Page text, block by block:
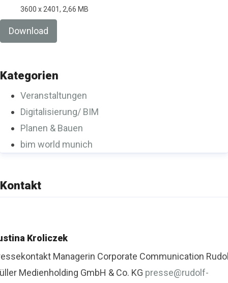
3600 x 2401, 2,66 MB
Download
Kategorien
Veranstaltungen
Digitalisierung/ BIM
Planen & Bauen
bim world munich
Kontakt
Kroliczek
Managerin Corporate Communication
Medienholding GmbH & Co. KG presse@rudolf-